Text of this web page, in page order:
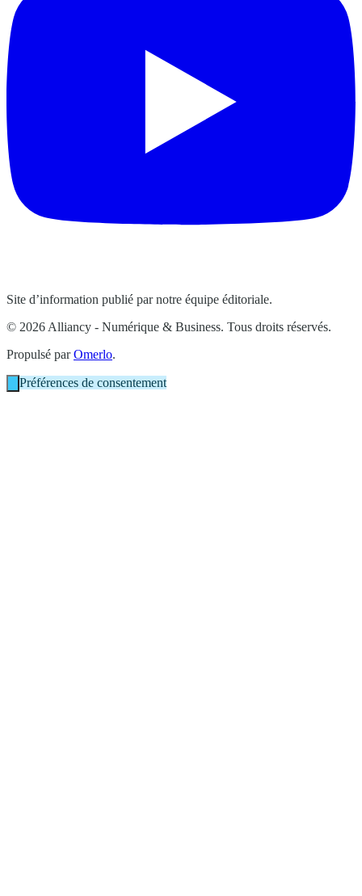
Site d’information publié par notre équipe éditoriale.
© 2026 Alliancy - Numérique & Business. Tous droits réservés.
Propulsé parOmerlo.
Préférences de consentement